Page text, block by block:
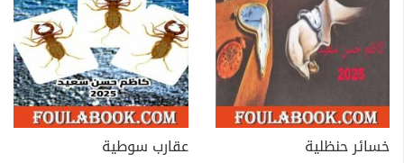
خسائر حنظلية عقارب سوطية